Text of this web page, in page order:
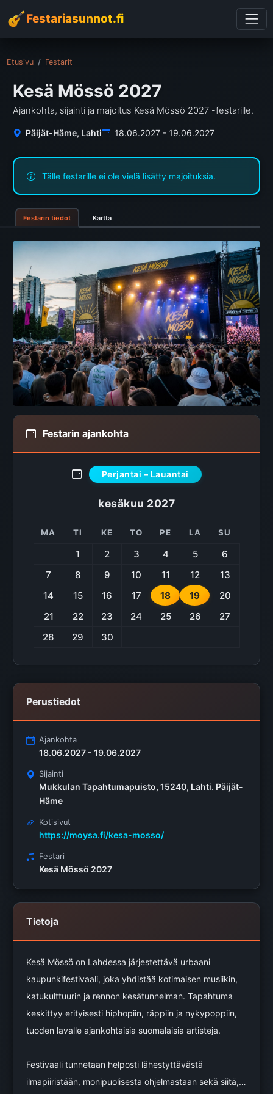
Festariasunnot.fi
Etusivu Festarit
Kesä Mössö 2027
Ajankohta, sijainti ja majoitus Kesä Mössö 2027 -festarille.
Päijät-Häme, Lahti 18.06.2027 - 19.06.2027
Tälle festarille ei ole vielä lisätty majoituksia.
Festarin tiedot Kartta
Festarin ajankohta
Perjantai – Lauantai
kesäkuu 2027
MA TI KE TO PE LA SU
1 2 3 4 5
6
7
8 9 10 11 12
13
14
15 16 17 18 19
20
21
22 23 24 25 26
27
28
29 30
Perustiedot
Ajankohta
18.06.2027 - 19.06.2027
Sijainti
Mukkulan Tapahtumapuisto, 15240, Lahti. Päijät-
Häme
Kotisivut
https://moysa.fi/kesa-mosso/
Festari
Kesä Mössö 2027
Tietoja
Kesä Mössö on Lahdessa järjestettävä urbaani
kaupunkifestivaali, joka yhdistää kotimaisen musiikin,
katukulttuurin ja rennon kesätunnelman. Tapahtuma
keskittyy erityisesti hiphopiin, räppiin ja nykypoppiin,
tuoden lavalle ajankohtaisia suomalaisia artisteja.
Festivaali tunnetaan helposti lähestyttävästä
ilmapiiristään, monipuolisesta ohjelmastaan sekä siitä,